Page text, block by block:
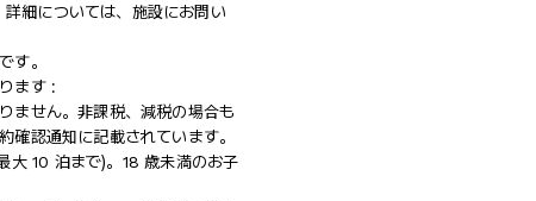
細については、施設にお問い
す。
ます :
ません。非課税、減税の場合も
認通知に記載されています。
大 10 泊まで)。18 歳未満のお子